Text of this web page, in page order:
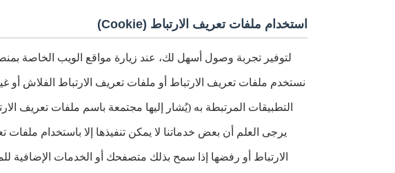
استخدام ملفات تعريف الارتباط (Cookie)
لتوفير تجربة وصول أسهل لك، عند زيارة مواقع الويب الخاصة
نستخدم ملفات تعريف الارتباط أو ملفات تعريف الارتباط الفلاش أو
التطبيقات المرتبطة به (يُشار إليها مجتمعة باسم ملفات تعريف
يرجى العلم أن بعض خدماتنا لا يمكن تنفيذها إلا باستخدام
الارتباط أو رفضها إذا سمح بذلك متصفحك أو الخدمات الإضافية